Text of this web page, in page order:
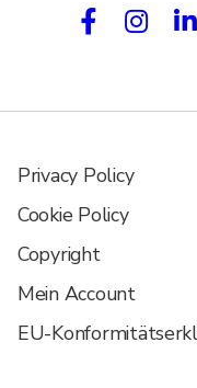
Privacy Policy
Cookie Policy
Copyright
Mein Account
EU-